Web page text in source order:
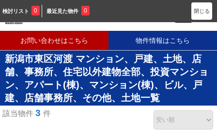
新潟に密着した不動産会社です
お問い合わせはこちら 物件情報はこちら
新潟市東区河渡 マンション、戸建、土地、店
舗、事務所、住宅以外建物全部、投資マンショ
ン、アパート(棟)、マンション(棟)、ビル、戸
建、店舗事務所、その他、土地一覧
該当物件 3 件
検討リスト 0 最近見た物件 0 閉じる